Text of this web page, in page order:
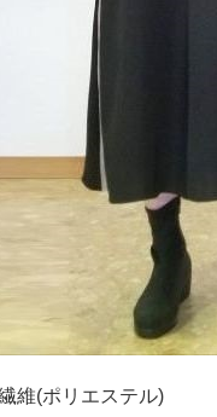
維(ポリエステル)